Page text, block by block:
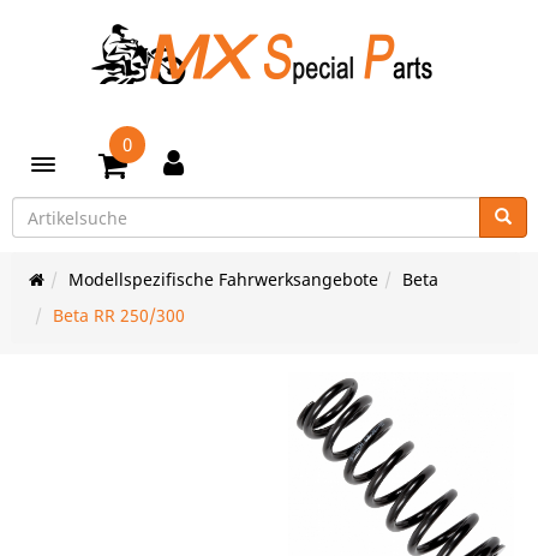
Toggle navigation
0
Modellspezifische Fahrwerksangebote
Beta
Beta RR 250/300